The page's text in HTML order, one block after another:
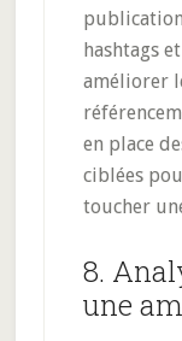
hashtags
améliorer
en place
ciblées
toucher
8.
une